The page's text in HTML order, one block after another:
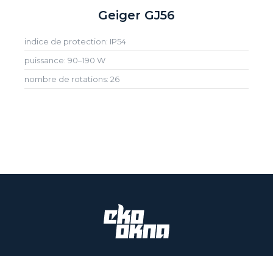
Geiger GJ56
indice de protection: IP54
puissance: 90–190 W
nombre de rotations: 26